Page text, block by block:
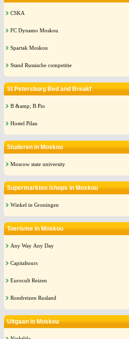
CSKA
FC Dynamo Moskou
Spartak Moskou
Stand Russische competitie
St Petersburg Bed and Breakf
B &amp; B Pio
Hostel Pilau
Studeren in Moskou
Moscow state university
Supermarkten /shops in Moskou
Winkel in Groningen
Toerisme in Moskou
Any Way Any Day
Capitaltours
Eurocult Reizen
Rondreizen Rusland
Uitgaan in Moskou